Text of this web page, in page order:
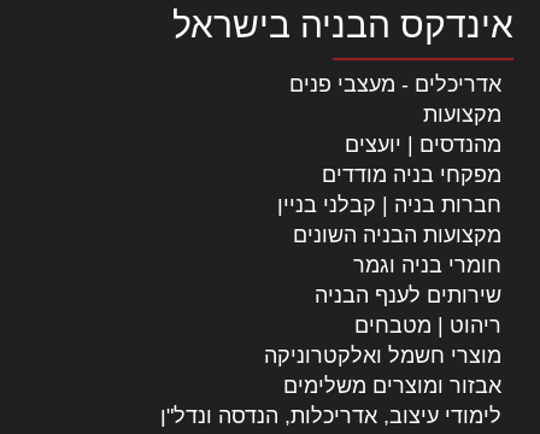
אינדקס הבניה בישראל
אדריכלים - מעצבי פנים
מקצועות
מהנדסים | יועצים
מפקחי בניה מודדים
חברות בניה | קבלני בניין
מקצועות הבניה השונים
חומרי בניה וגמר
שירותים לענף הבניה
ריהוט | מטבחים
מוצרי חשמל ואלקטרוניקה
אבזור ומוצרים משלימים
לימודי עיצוב, אדריכלות, הנדסה ונדל"ן